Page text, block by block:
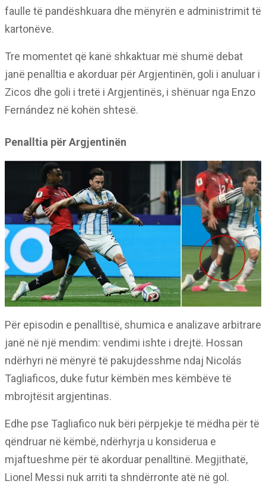
faulle të pandëshkuara dhe mënyrën e administrimit të
kartonëve.
Tre momentet që kanë shkaktuar më shumë debat
janë penalltia e akorduar për Argjentinën, goli i anuluar i
Zicos dhe goli i tretë i Argjentinës, i shënuar nga Enzo
Fernández në kohën shtesë.
Penalltia për Argjentinën
Për episodin e penalltisë, shumica e analizave arbitrare
janë në një mendim: vendimi ishte i drejtë. Hossan
ndërhyri në mënyrë të pakujdesshme ndaj Nicolás
Tagliaficos, duke futur këmbën mes këmbëve të
mbrojtësit argjentinas.
Edhe pse Tagliafico nuk bëri përpjekje të mëdha për të
qëndruar në këmbë, ndërhyrja u konsiderua e
mjaftueshme për të akorduar penalltinë. Megjithatë,
Lionel Messi nuk arriti ta shndërronte atë në gol.